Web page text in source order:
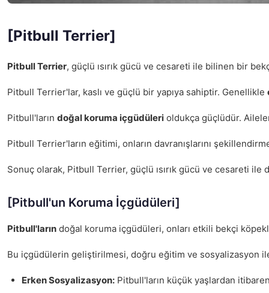
[Pitbull Terrier]
Pitbull Terrier, güçlü ısırık gücü ve cesareti ile bilinen bir
Pitbull Terrier'lar, kaslı ve güçlü bir yapıya sahiptir. Genellikle
Pitbull'ların doğal koruma içgüdüleri oldukça güçlüdür.
Pitbull Terrier'ların eğitimi, onların davranışlarını
Sonuç olarak, Pitbull Terrier, güçlü ısırık gücü ve cesareti
[Pitbull'un Koruma İçgüdüleri]
Pitbull'ların doğal koruma içgüdüleri, onları etkili bekçi
Bu içgüdülerin geliştirilmesi, doğru eğitim ve sosyalizasyon
Erken Sosyalizasyon: Pitbull'ların küçük yaşlardan